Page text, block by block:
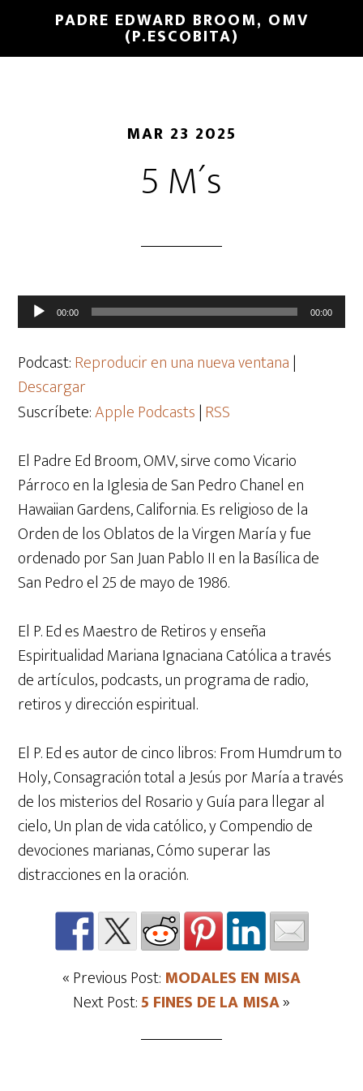
PADRE EDWARD BROOM, OMV
(P.ESCOBITA)
MAR 23 2025
5 M´s
Reproductor
de
audio
00:00 00:00
Podcast:Reproducir en una nueva ventana|
Descargar
Suscríbete:Apple Podcasts|RSS
El Padre Ed Broom, OMV, sirve como Vicario
Párroco en la Iglesia de San Pedro Chanel en
Hawaiian Gardens, California. Es religioso de la
Orden de los Oblatos de la Virgen María y fue
ordenado por San Juan Pablo II en la Basílica de
San Pedro el 25 de mayo de 1986.
El P. Ed es Maestro de Retiros y enseña
Espiritualidad Mariana Ignaciana Católica a través
de artículos, podcasts, un programa de radio,
retiros y dirección espiritual.
El P. Ed es autor de cinco libros: From Humdrum to
Holy, Consagración total a Jesús por María a través
de los misterios del Rosario y Guía para llegar al
cielo, Un plan de vida católico, y Compendio de
devociones marianas, Cómo superar las
distracciones en la oración.
« Previous Post: MODALES EN MISA
Next Post:5 FINES DE LA MISA»